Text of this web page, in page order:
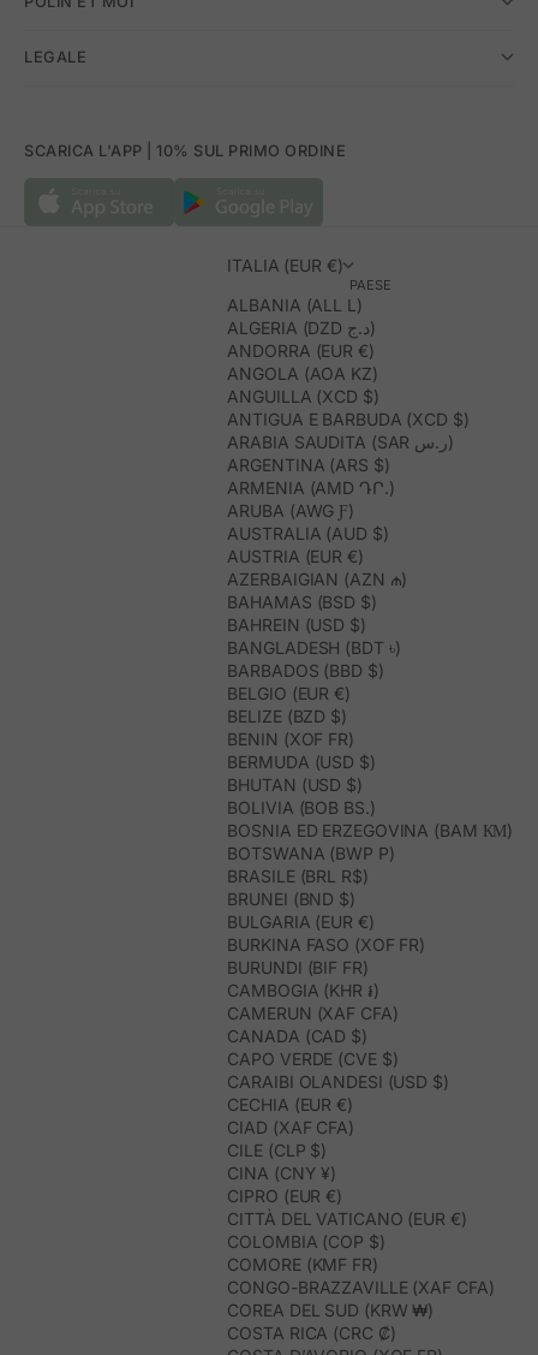
LEGALE
SCARICA L'APP | 10% SUL PRIMO ORDINE
ITALIA (EUR €)
PAESE
ALBANIA (ALL L)
ALGERIA (DZD د.ج)
ANDORRA (EUR €)
ANGOLA (AOA KZ)
ANGUILLA (XCD $)
ANTIGUA E BARBUDA (XCD $)
ARABIA SAUDITA (SAR ر.س)
ARGENTINA (ARS $)
ARMENIA (AMD ԴՐ.)
ARUBA (AWG Ƒ)
AUSTRALIA (AUD $)
AUSTRIA (EUR €)
AZERBAIGIAN (AZN ₼)
BAHAMAS (BSD $)
BAHREIN (USD $)
BANGLADESH (BDT ৳)
BARBADOS (BBD $)
BELGIO (EUR €)
BELIZE (BZD $)
BENIN (XOF FR)
BERMUDA (USD $)
BHUTAN (USD $)
BOLIVIA (BOB BS.)
BOSNIA ED ERZEGOVINA (BAM КМ)
BOTSWANA (BWP P)
BRASILE (BRL R$)
BRUNEI (BND $)
BULGARIA (EUR €)
BURKINA FASO (XOF FR)
BURUNDI (BIF FR)
CAMBOGIA (KHR ៛)
CAMERUN (XAF CFA)
CANADA (CAD $)
CAPO VERDE (CVE $)
CARAIBI OLANDESI (USD $)
CECHIA (EUR €)
CIAD (XAF CFA)
CILE (CLP $)
CINA (CNY ¥)
CIPRO (EUR €)
CITTÀ DEL VATICANO (EUR €)
COLOMBIA (COP $)
COMORE (KMF FR)
CONGO-BRAZZAVILLE (XAF CFA)
COREA DEL SUD (KRW ₩)
COSTA RICA (CRC ₡)